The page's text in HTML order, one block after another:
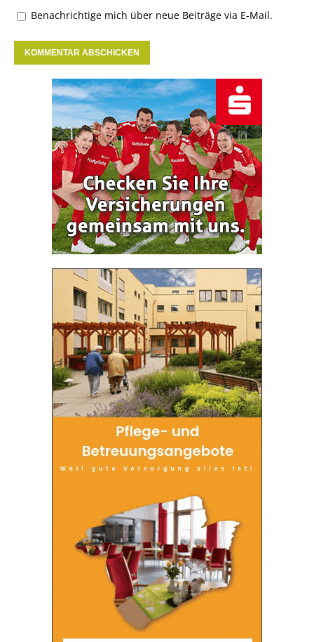
Benachrichtige mich über neue Beiträge via E-Mail.